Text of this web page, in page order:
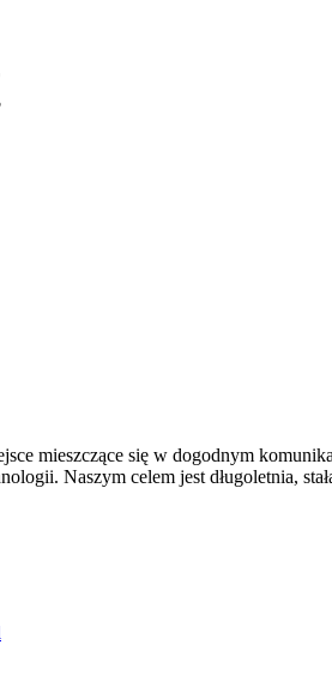
mieszczące się w dogodnym
Naszym celem jest długoletnia,